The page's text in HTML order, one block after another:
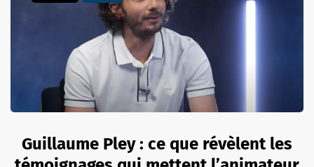
Guillaume Pley : ce que révèlent les